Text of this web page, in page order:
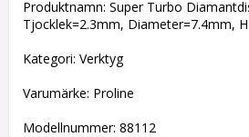
Produktnamn: Super Turbo
Tjocklek=2.3mm, Diameter=7.4mm,
Kategori: Verktyg
Varumärke: Proline
Modellnummer: 88112